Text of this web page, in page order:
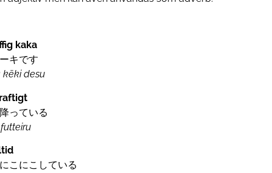
kaka
キです
kēki desu
っている
こにこしている